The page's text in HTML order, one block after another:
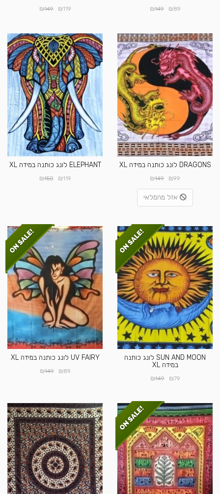
₪89
₪149
₪119
₪149
DRAGONS לונג כותנה במידה XL
₪99
₪149
אזל מהמלאי
ELEPHANT לונג כותנה במידה XL
₪119
₪150
SUN AND MOON לונג כותנה
במידה XL
₪79
₪149
UV FAIRY לונג כותנה במידה XL
₪89
₪149